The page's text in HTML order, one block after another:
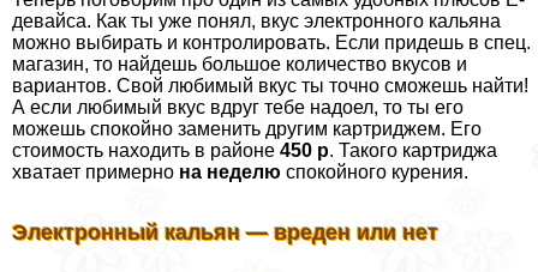
девайса. Как ты уже понял, вкус электронного кальяна
можно выбирать и контролировать. Если придешь в спец.
магазин, то найдешь большое количество вкусов и
вариантов. Свой любимый вкус ты точно сможешь найти!
А если любимый вкус вдруг тебе надоел, то ты его
можешь спокойно заменить другим картриджем. Его
стоимость находить в районе 450 р. Такого картриджа
хватает примерно на неделю спокойного курения.
Электронный кальян — вреден или нет